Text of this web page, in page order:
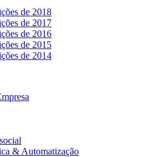
de 2018
de 2017
de 2016
de 2015
de 2014
& Automatização